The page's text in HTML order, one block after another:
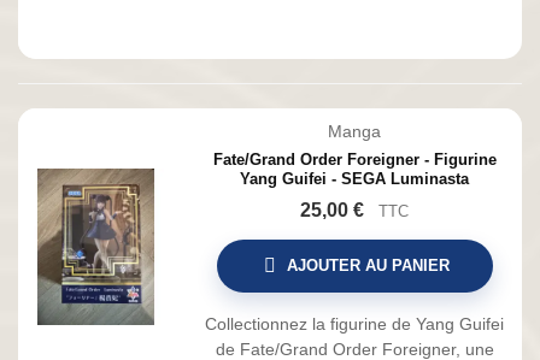
Manga
Fate/Grand Order Foreigner - Figurine
Yang Guifei - SEGA Luminasta
25,00 € TTC
AJOUTER AU PANIER
Collectionnez la figurine de Yang Guifei
de Fate/Grand Order Foreigner, une